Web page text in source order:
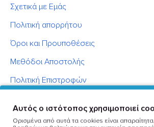
Σχετικά με Εμάς
Πολιτική απορρήτου
Όροι και Προυποθέσεις
Μεθόδοι Αποστολής
Πολιτική Επιστροφών
Καταστήματα
Αυτός ο ιστότοπος χρησιμοποιεί
Ορισμένα από αυτά τα cookies είναι